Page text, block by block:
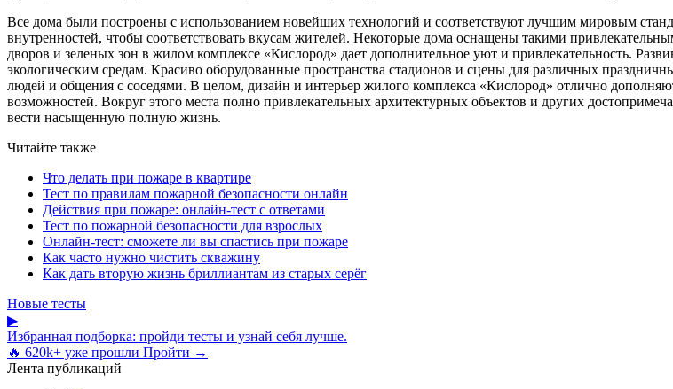
Все дома были построены с использованием новейших технологий и соответствуют лучшим мировым
внутренностей, чтобы соответствовать вкусам жителей. Некоторые дома оснащены такими
дворов и зеленых зон в жилом комплексе «Кислород» дает дополнительное уют и привлекательность.
экологическим средам. Красиво оборудованные пространства стадионов и сцены для различных
людей и общения с соседями. В целом, дизайн и интерьер жилого комплекса «Кислород» отлично
возможностей. Вокруг этого места полно привлекательных архитектурных объектов и других
вести насыщенную полную жизнь.
Читайте также
Что делать при пожаре в квартире
Тест по правилам пожарной безопасности онлайн
Действия при пожаре: онлайн-тест с ответами
Тест по пожарной безопасности для взрослых
Онлайн-тест: сможете ли вы спастись при пожаре
Как часто нужно чистить скважину
Как дать вторую жизнь бриллиантам из старых серёг
Новые тесты
▶
Избранная подборка: пройди тесты и узнай себя лучше.
🔥 620k+ уже прошли Пройти →
Лента публикаций